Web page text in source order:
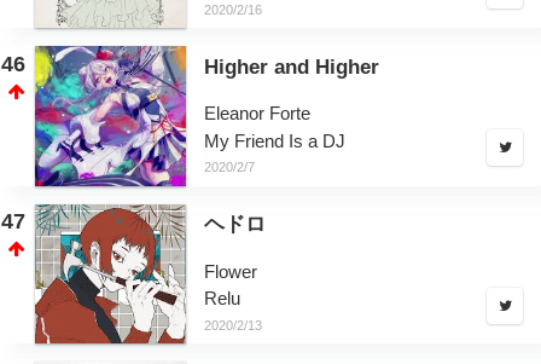
2020/2/16
46 Higher and Higher
Eleanor Forte
My Friend Is a DJ
2020/2/7
47 ヘドロ
Flower
Relu
2020/2/13